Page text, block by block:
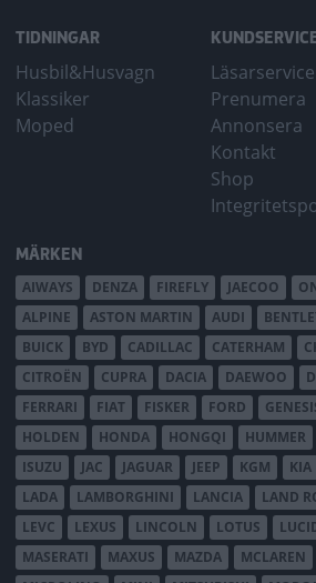
TIDNINGAR
Husbil&Husvagn
Klassiker
Moped
Läsarservice
Prenumera
Annonsera
Kontakt
Shop
MÄRKEN
AIWAYS DENZA FIREFLY JAECOO
ALPINE
ASTON MARTIN AUDI
BUICK
BYD CADILLAC CATERHAM
CITROËN
CUPRA DACIA DAEWOO
FERRARI
FIAT FISKER FORD
HOLDEN
HONDA HONGQI HUMMER
ISUZU
JAC JAGUAR JEEP KGM KIA
LADA
LAMBORGHINI LANCIA LAND
LEVC
LEXUS LINCOLN LOTUS
MASERATI
MAXUS MAZDA MCLAREN